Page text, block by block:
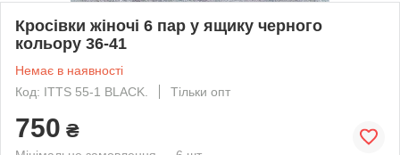
Кросівки жіночі 6 пар у ящику черного
кольору 36-41
Немає в наявності
Код: ITTS 55-1 BLACK.
Тільки опт
750 ₴